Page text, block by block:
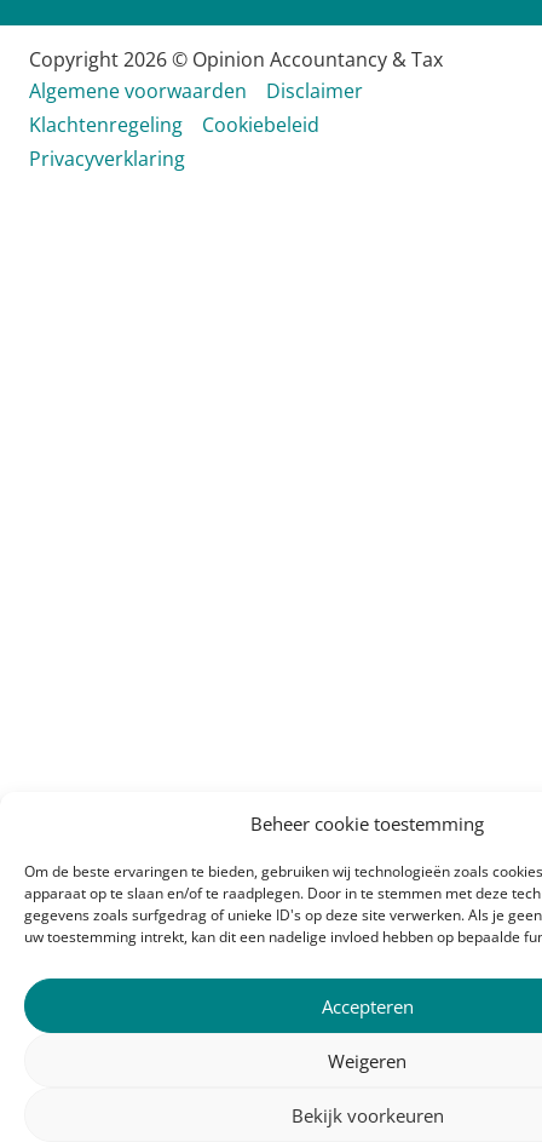
Beheer cookie toestemming
Om de beste ervaringen te bieden, gebruiken wij technologieën zoals
apparaat op te slaan en/of te raadplegen. Door in te stemmen met deze
gegevens zoals surfgedrag of unieke ID's op deze site verwerken. Als je
uw toestemming intrekt, kan dit een nadelige invloed hebben op bepaalde
Accepteren
Weigeren
Bekijk voorkeuren
Copyright 2026 © Opinion Accountancy & Tax
Algemene voorwaarden
Disclaimer
Klachtenregeling
Cookiebeleid
Privacyverklaring